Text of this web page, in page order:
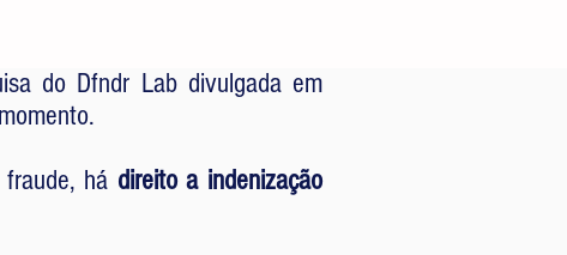
do Dfndr Lab divulgada em
há direito a indenização